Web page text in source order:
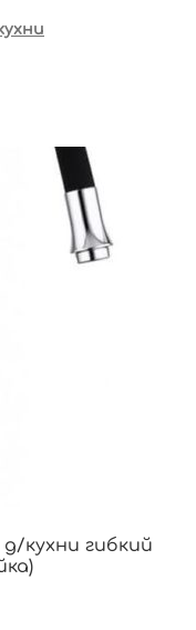
кухни гибкий